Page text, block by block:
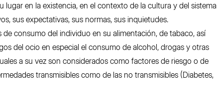
en la existencia, en el contexto de la cultura y del sistema
sus expectativas, sus normas, sus inquietudes.
consumo del individuo en su alimentación, de tabaco, así
del ocio en especial el consumo de alcohol, drogas y otras
a su vez son considerados como factores de riesgo o de
transmisibles como de las no transmisibles (Diabetes,